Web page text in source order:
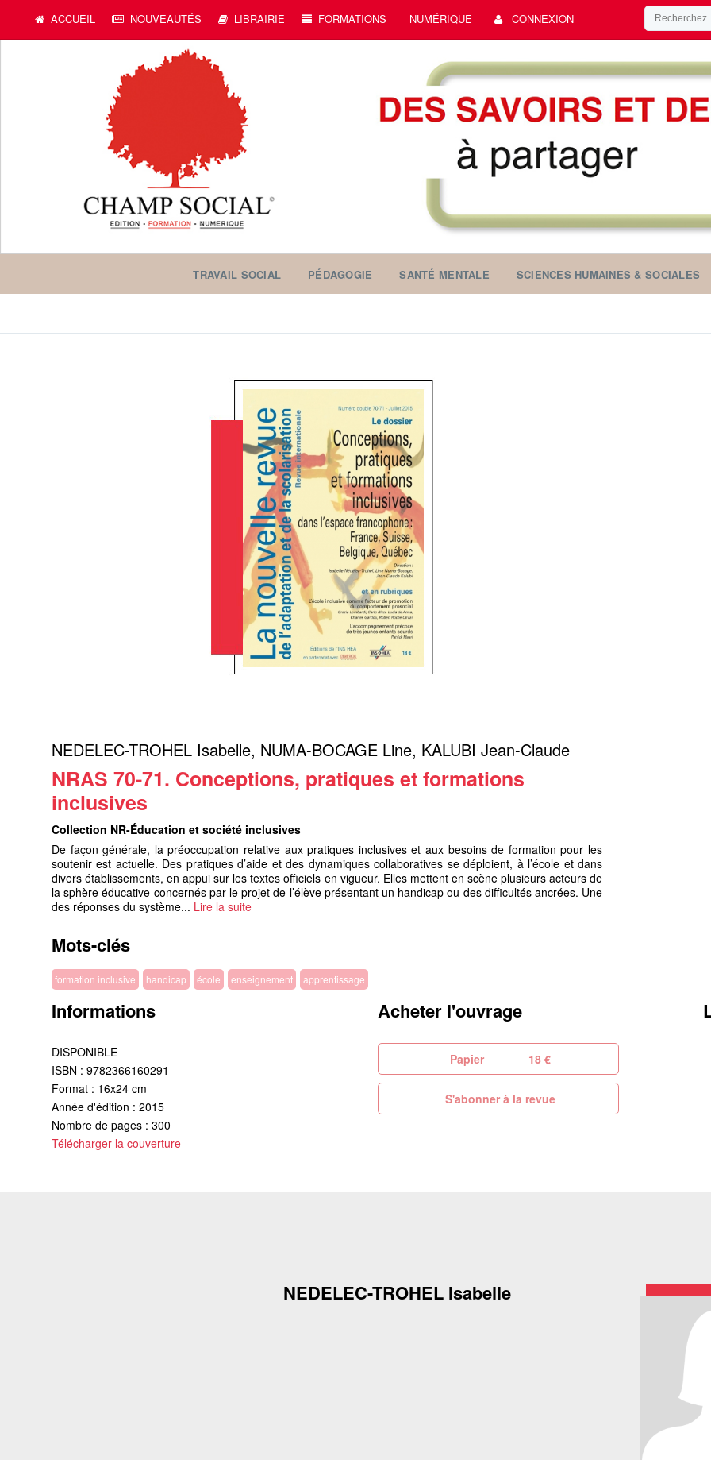
ACCUEIL NOUVEAUTÉS LIBRAIRIE FORMATIONS NUMÉRIQUE CONNEXION
TRAVAIL SOCIAL PÉDAGOGIE SANTÉ MENTALE SCIENCES HUMAINES & SOCIALES
NEDELEC-TROHEL Isabelle, NUMA-BOCAGE Line, KALUBI Jean-Claude
NRAS 70-71. Conceptions, pratiques et formations
inclusives
Collection NR-Éducation et société inclusives
De façon générale, la préoccupation relative aux pratiques inclusives et aux besoins de formation pour les
soutenir est actuelle. Des pratiques d’aide et des dynamiques collaboratives se déploient, à l’école et dans
divers établissements, en appui sur les textes officiels en vigueur. Elles mettent en scène plusieurs acteurs de
la sphère éducative concernés par le projet de l’élève présentant un handicap ou des difficultés ancrées. Une
des réponses du système... Lire la suite
Mots-clés
formation inclusive handicap école enseignement apprentissage
Informations
DISPONIBLE
ISBN : 9782366160291
Format : 16x24 cm
Année d'édition : 2015
Nombre de pages : 300
Télécharger la couverture
Acheter l'ouvrage
Papier 18 €
S'abonner à la revue
NEDELEC-TROHEL Isabelle